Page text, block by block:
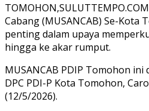
Cabang (MUSANCAB) Se-Kota
penting dalam upaya
hingga ke akar rumput.
MUSANCAB PDIP Tomohon ini
DPC PDI-P Kota Tomohon,
(12/5/2026).